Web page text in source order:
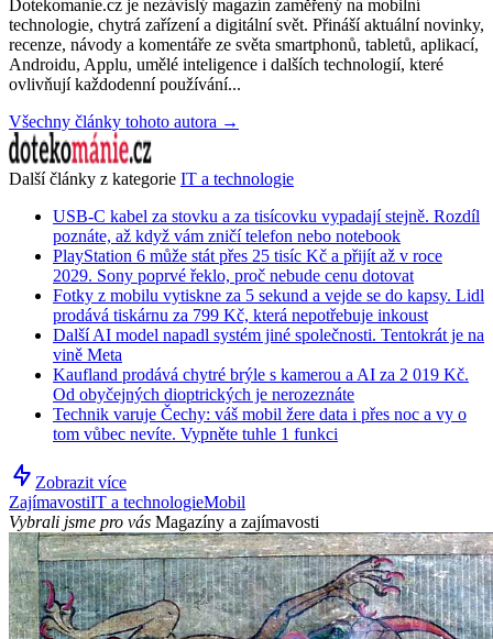
Dotekomanie.cz je nezávislý magazín zaměřený na mobilní
technologie, chytrá zařízení a digitální svět. Přináší aktuální novinky,
recenze, návody a komentáře ze světa smartphonů, tabletů, aplikací,
Androidu, Applu, umělé inteligence i dalších technologií, které
ovlivňují každodenní používání...
Všechny články tohoto autora →
Další články z kategorie IT a technologie
USB-C kabel za stovku a za tisícovku vypadají stejně. Rozdíl
poznáte, až když vám zničí telefon nebo notebook
PlayStation 6 může stát přes 25 tisíc Kč a přijít až v roce
2029. Sony poprvé řeklo, proč nebude cenu dotovat
Fotky z mobilu vytiskne za 5 sekund a vejde se do kapsy. Lidl
prodává tiskárnu za 799 Kč, která nepotřebuje inkoust
Další AI model napadl systém jiné společnosti. Tentokrát je na
vině Meta
Kaufland prodává chytré brýle s kamerou a AI za 2 019 Kč.
Od obyčejných dioptrických je nerozeznáte
Technik varuje Čechy: váš mobil žere data i přes noc a vy o
tom vůbec nevíte. Vypněte tuhle 1 funkci
Zobrazit více
ZajímavostiIT a technologieMobil
Vybrali jsme pro vás Magazíny a zajímavosti